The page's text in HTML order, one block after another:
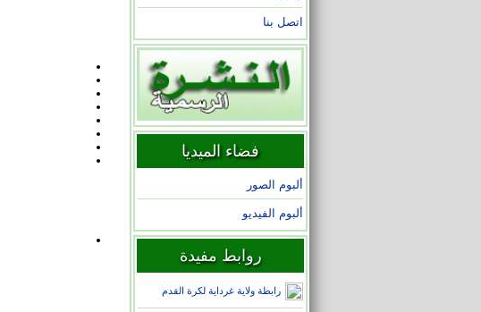
اتصل بنا
فضاء الميديا
ألبوم الصور
ألبوم الفيديو
روابط مفيدة
رابطة ولاية غرداية لكرة القدم